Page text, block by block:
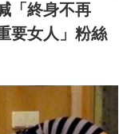
「終身不再
要女人」粉絲